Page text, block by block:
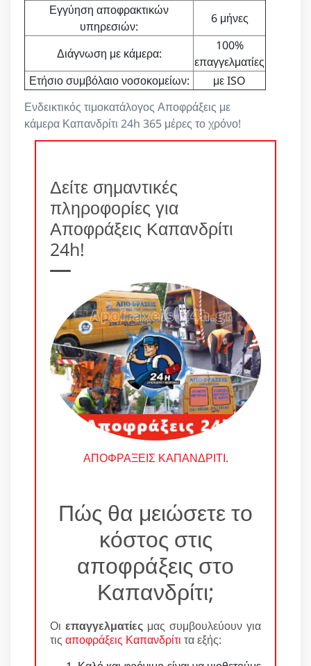
Ενδεικτικός τιμοκατάλογος Αποφράξεις με
κάμερα Καπανδρίτι 24h 365 μέρες το χρόνο!
Εγγύηση αποφρακτικών
υπηρεσιών:
6 μήνες
Διάγνωση με κάμερα:
100%
επαγγελματίες
Ετήσιο συμβόλαιο νοσοκομείων:
με ISO
Δείτε σημαντικές
πληροφορίες για
Αποφράξεις Καπανδρίτι
24h!
ΑΠΟΦΡΑΞΕΙΣ ΚΑΠΑΝΔΡΙΤΙ.
Πώς θα μειώσετε το
κόστος στις
αποφράξεις στο
Καπανδρίτι;
Οι επαγγελματίες μας συμβουλεύουν για
τις αποφράξεις Καπανδρίτι τα εξής: